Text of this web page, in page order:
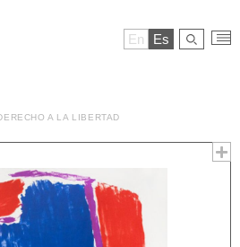
En Es
A LA LIBERTAD